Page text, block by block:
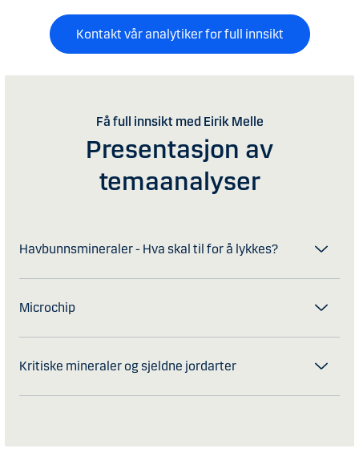
Kontakt vår analytiker for full innsikt
Få full innsikt med Eirik Melle
Presentasjon av
temaanalyser
Havbunnsmineraler - Hva skal til for å lykkes?
Microchip
Kritiske mineraler og sjeldne jordarter